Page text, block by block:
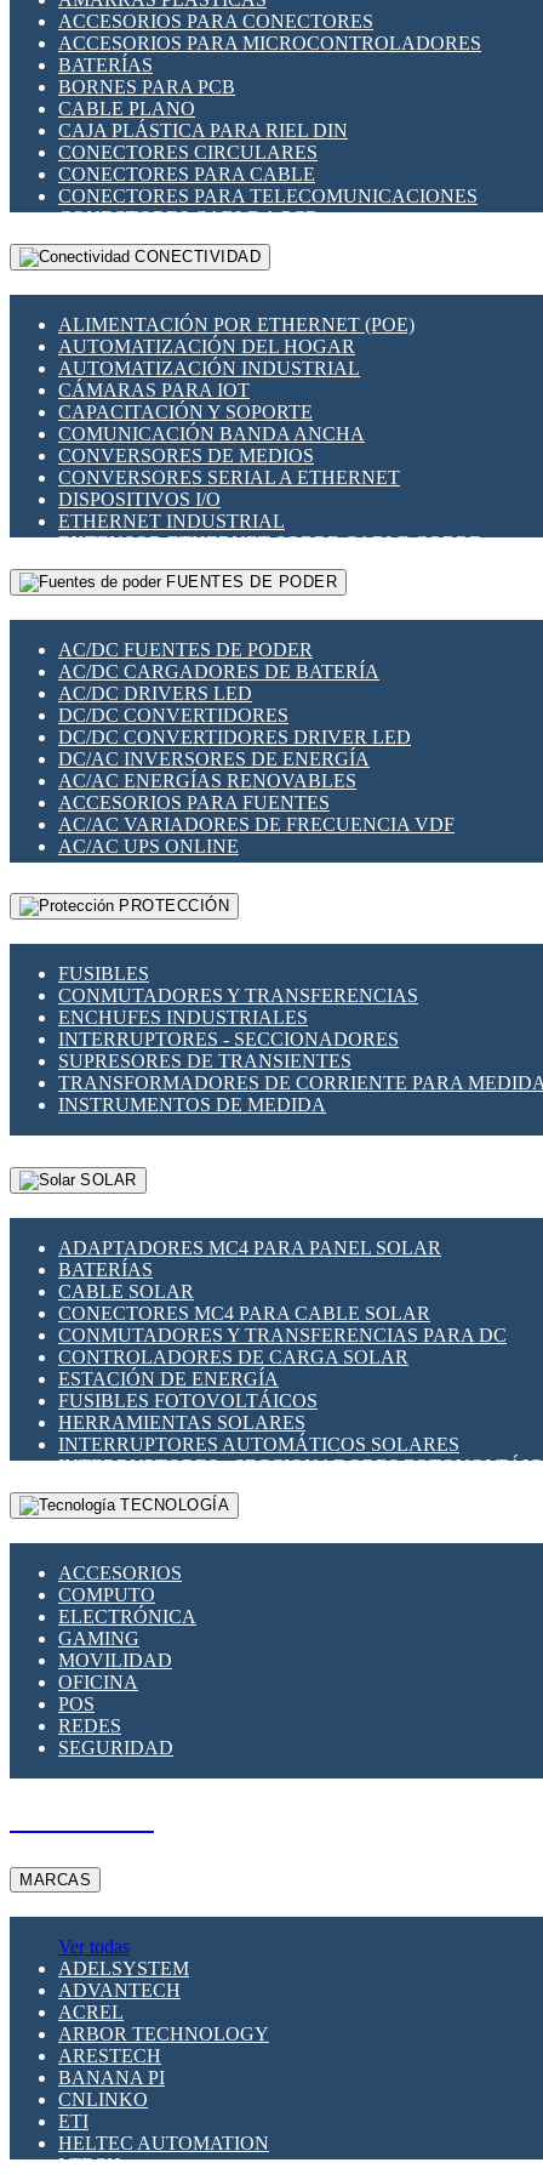
INDICADORES PARA PANEL
INTERFACES DE RELÉ
INTERRUPTORES FIN DE CARRERA
LLAVES CONMUTADORAS
MEDIDORES DE ENERGÍA Y TC'S DE CORRIENTE
MOTORES PASO A PASO
PANTALLAS HMI
PLC -CONTROLADORES LÓGICO PROGRAMABLES
PROGRAMADORES DE HORARIO
RELÉS DE PROTECCIÓN
SENSORES CAPACITIVOS
SENSORES INDUCTIVOS
TEMPORIZADORES
VARIACS
VARIADORES DE FRECUENCIA [VDF]
SECCIONADORES - INTERRUPTORES
MAQUINARIA
ACCESORIOS PARA CONECTORES
ACCESORIOS PARA MICROCONTROLADORES
BATERÍAS
BORNES PARA PCB
CABLE PLANO
CAJA PLÁSTICA PARA RIEL DIN
CONECTORES CIRCULARES
CONECTORES PARA CABLE
CONECTORES PARA TELECOMUNICACIONES
CONECTORES CABLE A PCB
CONECTORES PCB A CABLE
DIP SWITCHES
HERRAMIENTAS VARIAS
ILUMINACIÓN LED
INTERRUPTORES REED
INTERFACES DE RELÉ
OTROS RELÉS
PROTECCIÓN TÉRMICA
RELÉS AUTOMOTRICES
RELÉS DE SEÑAL
RELÉS DE ESTADO SÓLIDO SSR
RELÉS INDUSTRIALES
RELÉS MINIATURA DE POTENCIA
SENSORES MAGNÉTICOS
SWITCH Y MICROSWITCH
TARJETAS PI
UNIÓN Y DERIVACIÓN DE CABLE
CONECTIVIDAD
ALIMENTACIÓN POR ETHERNET (POE)
AUTOMATIZACIÓN DEL HOGAR
AUTOMATIZACIÓN INDUSTRIAL
CÁMARAS PARA IOT
CAPACITACIÓN Y SOPORTE
COMUNICACIÓN BANDA ANCHA
CONVERSORES DE MEDIOS
CONVERSORES SERIAL A ETHERNET
DISPOSITIVOS I/O
ETHERNET INDUSTRIAL
EXTENSOR ETHERNET SOBRE CABLE COBRE
GATEWAY LORAWAN
GESTIÓN DE REDES
PLACAS MODULARES IOT
SWITCHES Y REDES WIFI
SOLUCIONES IOT
SOLUCIONES LORAWAN
SOLUCIONES RED CELULAR
SEGURIDAD PARA REDES
SWITCHES LAN
TELEFONÍA IP (VOIP)
VIGILANCIA IP (CCTV)
MESHTASTIC
FUENTES DE PODER
AC/DC FUENTES DE PODER
AC/DC CARGADORES DE BATERÍA
AC/DC DRIVERS LED
DC/DC CONVERTIDORES
DC/DC CONVERTIDORES DRIVER LED
DC/AC INVERSORES DE ENERGÍA
AC/AC ENERGÍAS RENOVABLES
ACCESORIOS PARA FUENTES
AC/AC VARIADORES DE FRECUENCIA VDF
AC/AC UPS ONLINE
PROTECCIÓN
FUSIBLES
CONMUTADORES Y TRANSFERENCIAS
ENCHUFES INDUSTRIALES
INTERRUPTORES - SECCIONADORES
SUPRESORES DE TRANSIENTES
TRANSFORMADORES DE CORRIENTE PARA
INSTRUMENTOS DE MEDIDA
SOLAR
ADAPTADORES MC4 PARA PANEL SOLAR
BATERÍAS
CABLE SOLAR
CONECTORES MC4 PARA CABLE SOLAR
CONMUTADORES Y TRANSFERENCIAS PARA DC
CONTROLADORES DE CARGA SOLAR
ESTACIÓN DE ENERGÍA
FUSIBLES FOTOVOLTÁICOS
HERRAMIENTAS SOLARES
INTERRUPTORES AUTOMÁTICOS SOLARES
INTERRUPTORES - SECCIONADORES
MONTAJE PANEL SOLAR
PORTA FUSIBLES Y SECCIONADORES
TECNOLOGÍA
ACCESORIOS
COMPUTO
ELECTRÓNICA
GAMING
MOVILIDAD
OFICINA
POS
REDES
SEGURIDAD
MARCAS
Ver todas
ADELSYSTEM
ADVANTECH
ACREL
ARBOR TECHNOLOGY
ARESTECH
BANANA PI
CNLINKO
ETI
HELTEC AUTOMATION
LTECH